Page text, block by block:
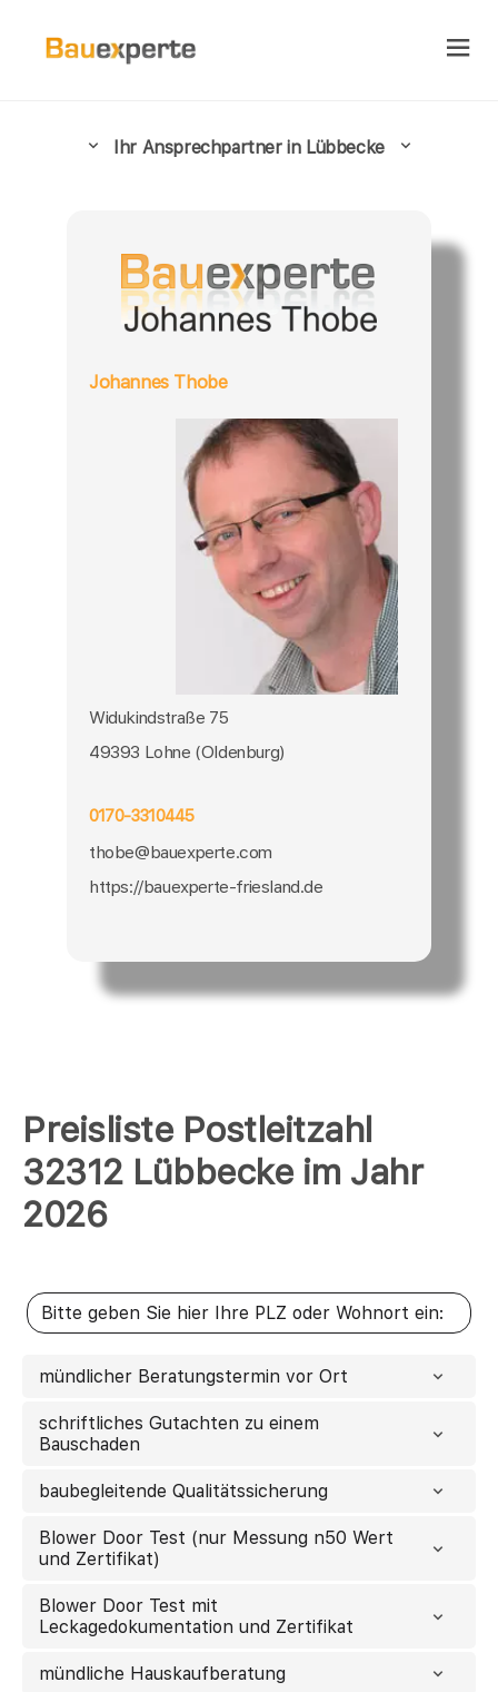
Preisliste Postleitzahl
32312 Lübbecke im Jahr
2026
mündlicher Beratungstermin vor Ort
schriftliches Gutachten zu einem
Bauschaden
baubegleitende Qualitätssicherung
Blower Door Test (nur Messung n50 Wert
und Zertifikat)
Blower Door Test mit
Leckagedokumentation und Zertifikat
mündliche Hauskaufberatung
Ihr Ansprechpartner in Lübbecke
Johannes Thobe
Widukindstraße 75
49393 Lohne (Oldenburg)
0170-3310445
thobe@bauexperte.com
https://bauexperte-friesland.de